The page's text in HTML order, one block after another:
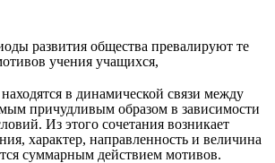
развития общества превалируют те
учения учащихся,
в динамической связи между
причудливым образом в зависимости
Из этого сочетания возникает
характер, направленность и величина
суммарным действием мотивов.